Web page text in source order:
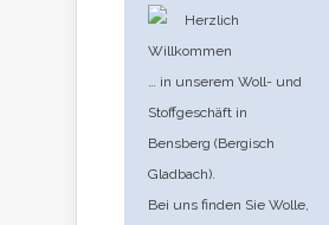
Herzlich
Willkommen
… in unserem Woll- und
Stoffgeschäft in
Bensberg (Bergisch
Gladbach).
Bei uns finden Sie Wolle,